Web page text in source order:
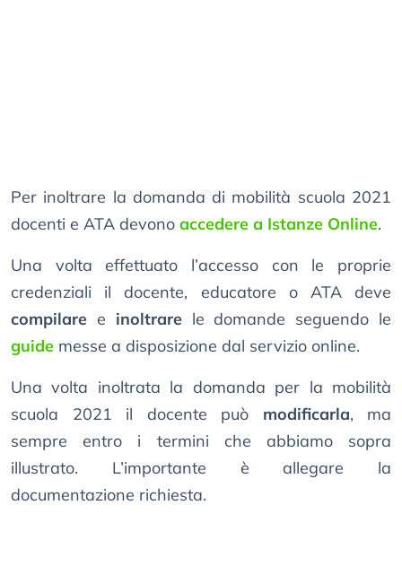
Per inoltrare la domanda di mobilità scuola 2021
docenti e ATA devono accedere a Istanze Online.
Una volta effettuato l’accesso con le proprie
credenziali il docente, educatore o ATA deve
compilare e inoltrarele domande seguendo le
guide messe a disposizione dal servizio online.
Una volta inoltrata la domanda per la mobilità
scuola 2021 il docente può modificarla, ma
sempre entro i termini che abbiamo sopra
illustrato. L’importante è allegare la
documentazione richiesta.